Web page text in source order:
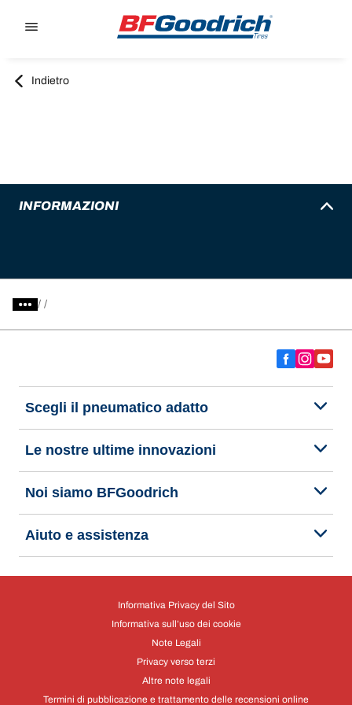
Indietro
INFORMAZIONI
/
Scegli il pneumatico adatto
Le nostre ultime innovazioni
Noi siamo BFGoodrich
Aiuto e assistenza
Informativa Privacy del Sito
Informativa sull’uso dei cookie
Note Legali
Privacy verso terzi
Altre note legali
Termini di pubblicazione e trattamento delle recensioni online